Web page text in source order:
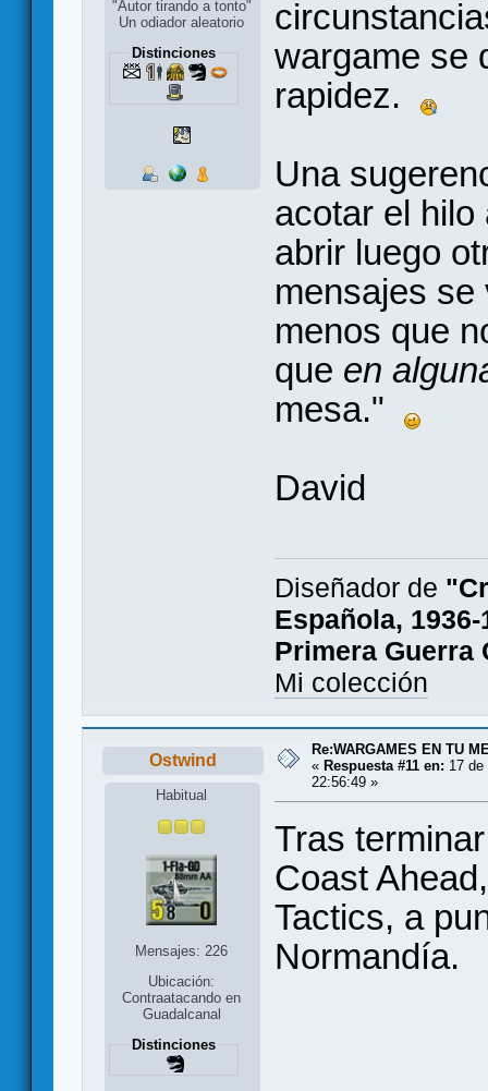
"Autor tirando a tonto"
Un odiador aleatorio
Distinciones
wargame se
rapidez.
Una
acotar el
abrir luego
mensajes se
menos que
que en
mesa."
David
Diseñador de
Española,
Primera Guerra
Mi colección
Ostwind
Habitual
Mensajes: 226
Ubicación:
Contraatacando en
Guadalcanal
Distinciones
Re:WARGAMES EN TU
« Respuesta #11 en: 17 de
22:56:49 »
Tras
Coast
Tactics, a
Normandía.